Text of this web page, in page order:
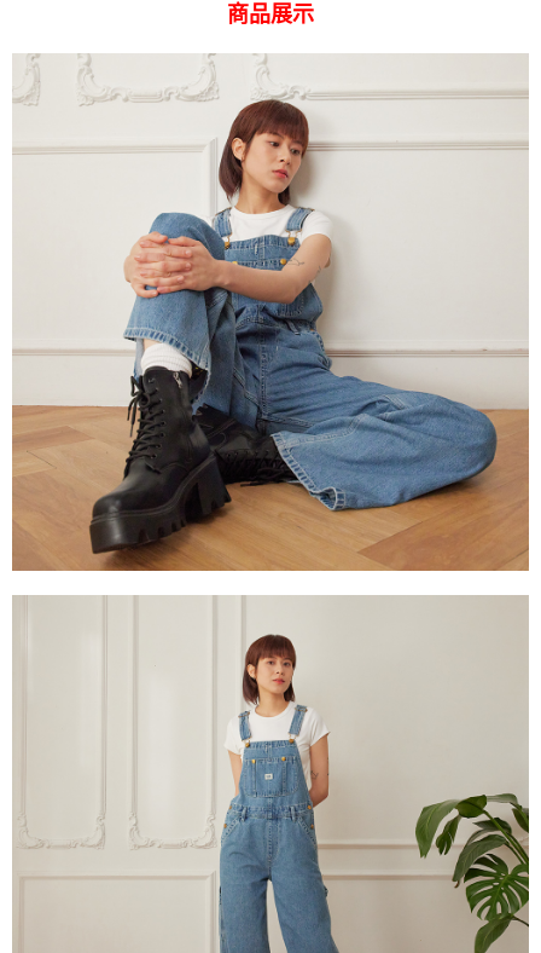
１．簡單：不需註冊會員、不需綁卡、不需儲值。
３．安心：先確認商品／服務後，再付款。
【「AFTEE先享後付」結帳流程】
１．於結帳方式選擇「AFTEE先享後付」後，將跳轉至「AFTEE先享後付」
結帳頁面，進行簡訊認證並確認金額後，即可完成結帳。
２．訂單成立數日內，您將收到繳費通知簡訊。
３．收到繳費通知簡訊後14天內，點擊此簡訊中的連結，可透過四大超商／
ATM／網路銀行／等多元方式進行付款，方視為交易完成。
※ 請注意：結帳手續完成當下不需立刻繳費，但若您需要取消訂單，請聯絡
購買商品的店家。未經商家同意取消之訂單仍視為有效，需透過AFTEE先享
後付繳納相關費用。
※ 交易是否成功請以「AFTEE先享後付 」之結帳頁面顯示為準，若有關於
是否繳費成功／繳費後需取消欲退款等相關疑問，請聯繫「AFTEE先享後付
客戶支援中心」https://netprotections.freshdesk.com/support/home
１．透過由恩沛科技股份有限公司提供之「AFTEE先享後付」服務完成之交
易，需依本服務之必要範圍內提供個人資料，並將交易相關給付款項請求債
權轉讓予恩沛科技股份有限公司。
２．關於個人資料處理事宜，請瀏覽以下網址：
https://aftee.tw/terms/#terms3
３．未成年的使用者請事先徵得法定代理人或監護人之同意方可使用
「AFTEE先享後付」，若未經同意申辦者引起之損失，本公司不負相關責
任。
４．使用「AFTEE先享後付」時，將依據個別帳號之用戶狀況，依本公司即
５．嚴禁一人註冊多個帳號或使用他人資訊註冊。若發現惡意使用之情形，
恩沛科技股份有限公司將有權停止該用戶之使用額度並採取法律行動。
全家 取貨付款
每筆NT$80，滿NT$2,000(含以上)免運費
付款後 全家取貨
每筆NT$80，滿NT$2,000(含以上)免運費
每筆NT$80，滿NT$2,000(含以上)免運費
付款後 7-11取貨
每筆NT$80，滿NT$2,000(含以上)免運費
每筆NT$120，滿NT$2,000(含以上)免運費
離島宅配
每筆NT$240
門市自取【環保愛地球｜自備購物袋 | 出貨後10天內通知取貨】
免運費
商品展示